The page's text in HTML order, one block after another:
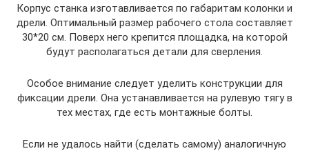
Корпус станка изготавливается по габаритам колонки и
дрели. Оптимальный размер рабочего стола составляет
30*20 см. Поверх него крепится площадка, на которой
будут располагаться детали для сверления.
Особое внимание следует уделить конструкции для
фиксации дрели. Она устанавливается на рулевую тягу в
тех местах, где есть монтажные болты.
Если не удалось найти (сделать самому) аналогичную